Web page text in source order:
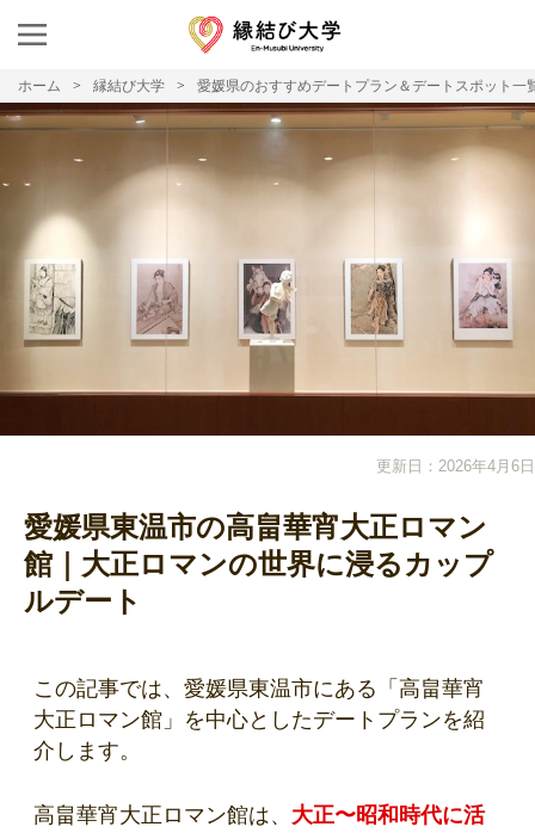
ホーム 縁結び大学 愛媛県のおすすめデートプラン＆デートスポット一
更新日：2026年4月6日
愛媛県東温市の高畠華宵大正ロマン
館｜大正ロマンの世界に浸るカップ
ルデート
この記事では、愛媛県東温市にある「高畠華宵
大正ロマン館」を中心としたデートプランを紹
介します。
高畠華宵大正ロマン館は、 大正〜昭和時代に活